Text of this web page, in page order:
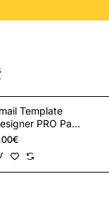
Template
PRO Pack
de e-
definitiva para